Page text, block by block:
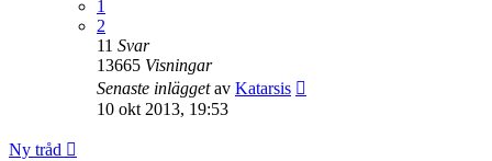
1
2
11 Svar
13665 Visningar
Senaste inläggetav Katarsis
10 okt 2013, 19:53
Ny tråd